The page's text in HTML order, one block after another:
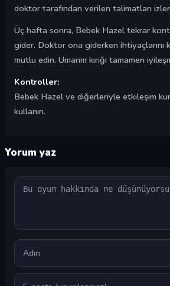
doktor tarafından verilen talimatları
Üç hafta sonra, Bebek Hazel tekrar
gider. Doktor ona giderken ihtiyaçlarını
mutlu edin. Umarım kırığı tamamen
Kontroller:
Bebek Hazel ve diğerleriyle etkileşim
kullanın.
Yorum yaz
Yorum
Ad
E-posta